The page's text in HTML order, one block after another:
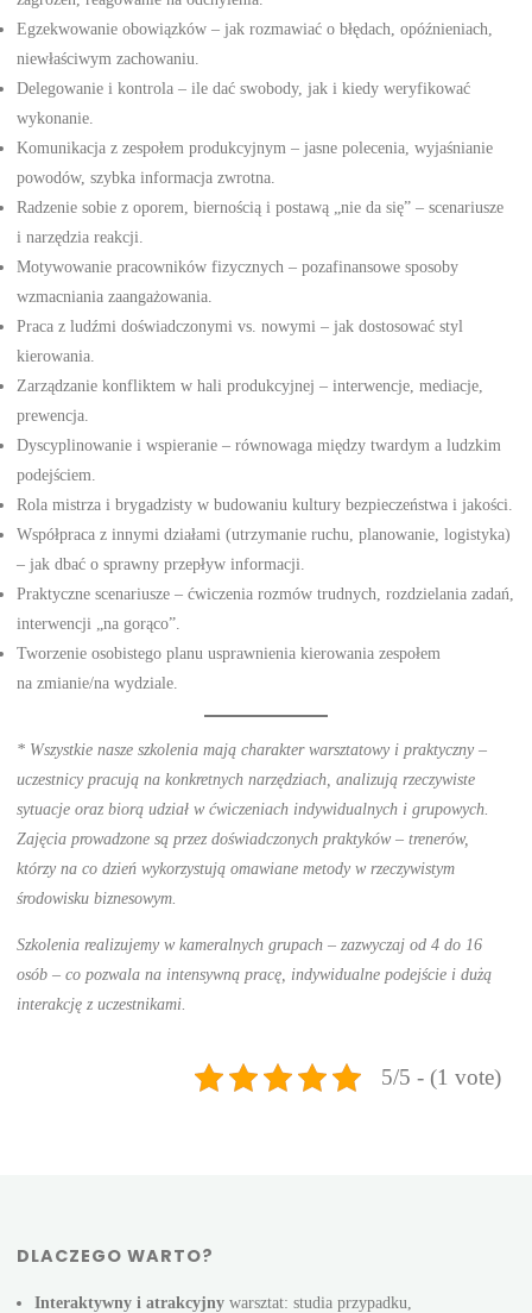
Egzekwowanie obowiązków – jak rozmawiać o błędach, opóźnieniach,
niewłaściwym zachowaniu.
Delegowanie i kontrola – ile dać swobody, jak i kiedy weryfikować
wykonanie.
Komunikacja z zespołem produkcyjnym – jasne polecenia, wyjaśnianie
powodów, szybka informacja zwrotna.
Radzenie sobie z oporem, biernością i postawą „nie da się” – scenariusze
i narzędzia reakcji.
Motywowanie pracowników fizycznych – pozafinansowe sposoby
wzmacniania zaangażowania.
Praca z ludźmi doświadczonymi vs. nowymi – jak dostosować styl
kierowania.
Zarządzanie konfliktem w hali produkcyjnej – interwencje, mediacje,
prewencja.
Dyscyplinowanie i wspieranie – równowaga między twardym a ludzkim
podejściem.
Rola mistrza i brygadzisty w budowaniu kultury bezpieczeństwa i jakości.
Współpraca z innymi działami (utrzymanie ruchu, planowanie, logistyka)
– jak dbać o sprawny przepływ informacji.
Praktyczne scenariusze – ćwiczenia rozmów trudnych, rozdzielania zadań,
interwencji „na gorąco”.
Tworzenie osobistego planu usprawnienia kierowania zespołem
na zmianie/na wydziale.
* Wszystkie nasze szkolenia mają charakter warsztatowy i praktyczny –
uczestnicy pracują na konkretnych narzędziach, analizują rzeczywiste
sytuacje oraz biorą udział w ćwiczeniach indywidualnych i grupowych.
Zajęcia prowadzone są przez doświadczonych praktyków – trenerów,
którzy na co dzień wykorzystują omawiane metody w rzeczywistym
środowisku biznesowym.
Szkolenia realizujemy w kameralnych grupach – zazwyczaj od 4 do 16
osób – co pozwala na intensywną pracę, indywidualne podejście i dużą
interakcję z uczestnikami.
5/5 - (1 vote)
DLACZEGO WARTO?
Interaktywny i atrakcyjny warsztat: studia przypadku,